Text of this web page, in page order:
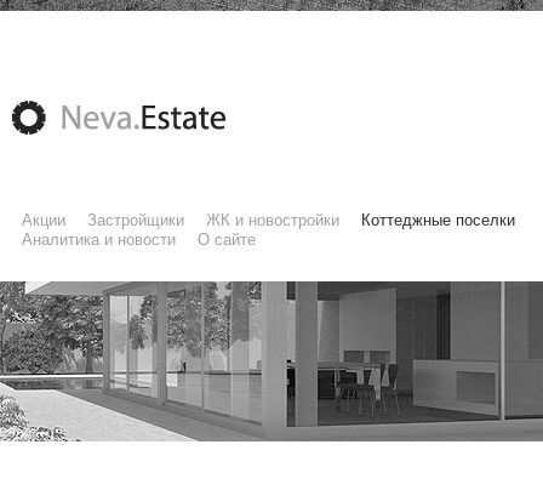
Акции Застройщики ЖК и новостройки
Коттеджные поселки
Аналитика и новости
О сайте